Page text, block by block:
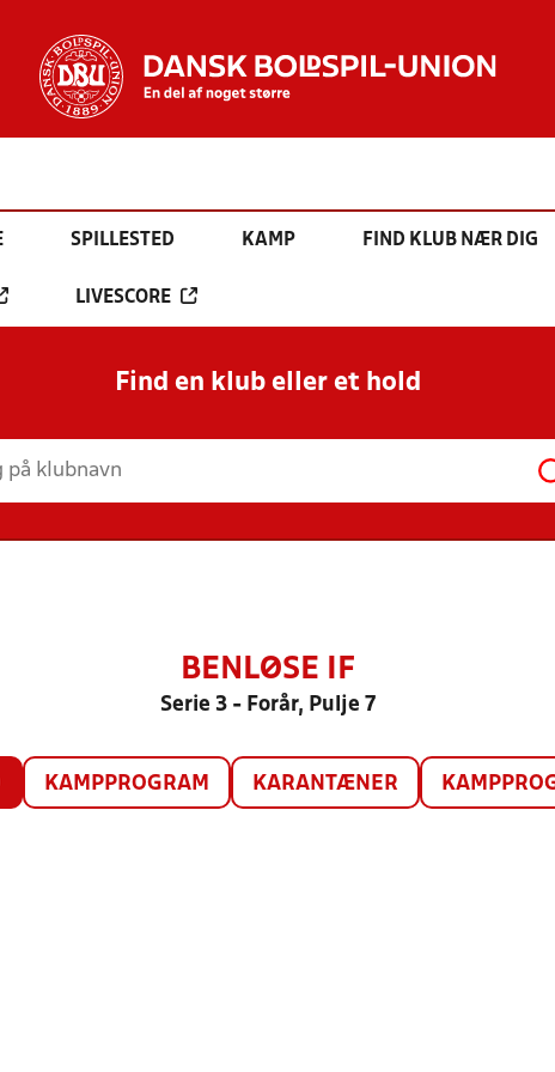
SPILLESTED KAMP FIND KLUB NÆR DIG
LIVESCORE
Find en klub eller et hold
BENLØSE IF
Serie 3 - Forår, Pulje 7
KAMPPROGRAM KARANTÆNER